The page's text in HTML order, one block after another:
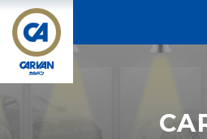
CA